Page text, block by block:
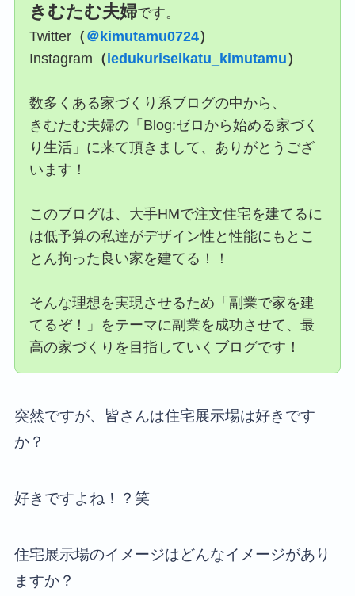
きむたむ夫婦です。
Twitter（ ＠kimutamu0724）
Instagram （iedukuriseikatu_kimutamu）
数多くある家づくり系ブログの中から、
きむたむ夫婦の「Blog:ゼロから始める家づく
り生活」に来て頂きまして、ありがとうござ
います！
このブログは、大手HMで注文住宅を建てるに
は低予算の私達がデザイン性と性能にもとこ
とん拘った良い家を建てる！！
そんな理想を実現させるため「副業で家を建
てるぞ！」をテーマに副業を成功させて、最
高の家づくりを目指していくブログです！
突然ですが、皆さんは住宅展示場は好きです
か？
好きですよね！？笑
住宅展示場のイメージはどんなイメージがあり
ますか？